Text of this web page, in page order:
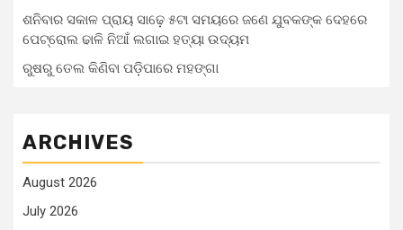
ଶନିବାର ସକାଳ ପ୍ରାୟ ସାଢ଼େ ୫ଟା ସମୟରେ ଜଣେ ଯୁବକଙ୍କ ଦେହରେ
ପେଟ୍ରୋଲ ଢାଳି ନିଆଁ ଲଗାଇ ହତ୍ୟା ଉଦ୍ୟମ
ରୁଷରୁ ତେଲ କିଣିବା ପଡ଼ିପାରେ ମହଙ୍ଗା
ARCHIVES
August 2026
July 2026